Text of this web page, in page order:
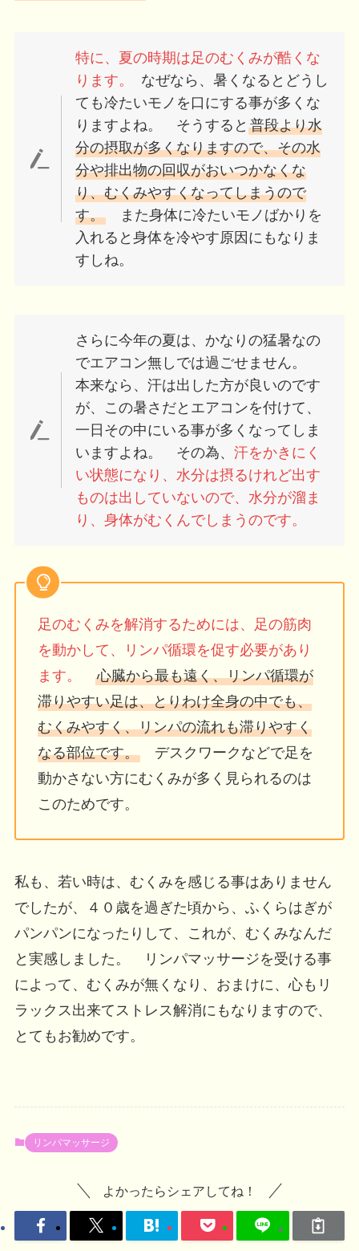
特に、夏の時期は足のむくみが酷くな
ります。
なぜなら、暑くなるとどうし
ても冷たいモノを口にする事が多くな
りますよね。 そうすると普段より水
分の摂取が多くなりますので、その水
分や排出物の回収がおいつかなくな
り、むくみやすくなってしまうので
す。 また身体に冷たいモノばかりを
入れると身体を冷やす原因にもなりま
すしね。
さらに今年の夏は、かなりの猛暑なの
でエアコン無しでは過ごせません。
本来なら、汗は出した方が良いのです
が、この暑さだとエアコンを付けて、
一日その中にいる事が多くなってしま
いますよね。 その為、汗をかきにく
い状態になり、水分は摂るけれど出す
ものは出していないので、水分が溜ま
り、身体がむくんでしまうのです。
足のむくみを解消するためには、足の筋肉
を動かして、リンパ循環を促す必要があり
ます。
心臓から最も遠く、リンパ循環が
滞りやすい足は、とりわけ全身の中でも、
むくみやすく、リンパの流れも滞りやすく
なる部位です。デスクワークなどで足を
動かさない方にむくみが多く見られるのは
このためです。
私も、若い時は、むくみを感じる事はありません
でしたが、４０歳を過ぎた頃から、ふくらはぎが
パンパンになったりして、これが、むくみなんだ
と実感しました。 リンパマッサージを受ける事
によって、むくみが無くなり、おまけに、心もリ
ラックス出来てストレス解消にもなりますので、
とてもお勧めです。
リンパマッサージ
よかったらシェアしてね！